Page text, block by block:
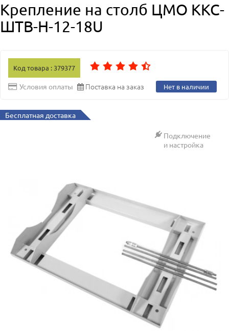
Крепление на столб ЦМО ККС-
ШТВ-Н-12-18U
Код товара : 379377
Условия оплаты Поставка на заказ Нет в наличии
Бесплатная доставка
Подключение
и настройка